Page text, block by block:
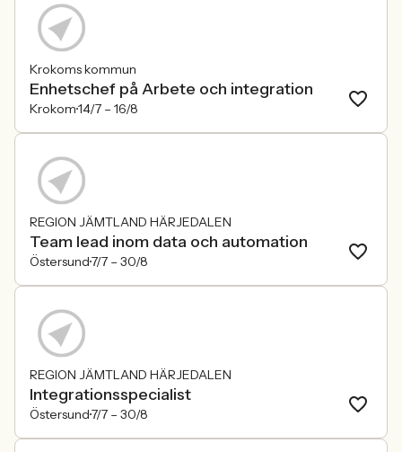
Krokoms kommun
Enhetschef på Arbete och integration
Krokom14/7 – 16/8
REGION JÄMTLAND HÄRJEDALEN
Team lead inom data och automation
Östersund7/7 – 30/8
REGION JÄMTLAND HÄRJEDALEN
Integrationsspecialist
Östersund7/7 – 30/8